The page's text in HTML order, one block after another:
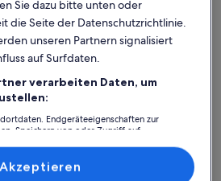
Sie dazu bitte unten oder
die Seite der Datenschutzrichtlinie.
unseren Partnern signalisiert
auf Surfdaten.
verarbeiten Daten, um
Endgeräteeigenschaften zur
Speichern von oder Zugriff auf
und der Performance von Inhalten,
Entwicklung und Verbesserung von
Akzeptieren